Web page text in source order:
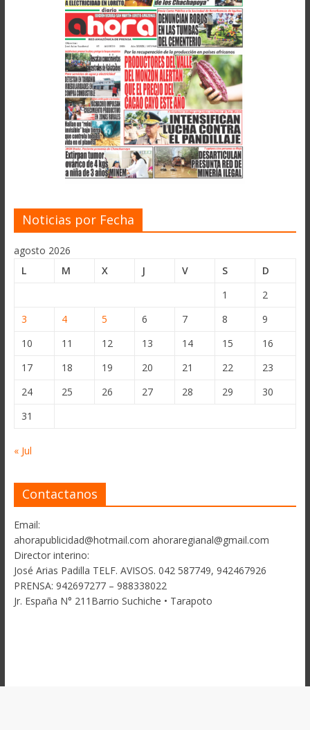
Noticias por Fecha
agosto 2026
L
M X J V S
D
1
2
3
4 5 6 7 8
9
10
11 12 13 14 15
16
17
18 19 20 21 22
23
24
25 26 27 28 29
30
31
« Jul
Contactanos
Email:
ahorapublicidad@hotmail.com ahoraregianal@gmail.com
Director interino:
José Arias Padilla TELF. AVISOS. 042 587749, 942467926
PRENSA: 942697277 – 988338022
Jr. España N° 211Barrio Suchiche • Tarapoto